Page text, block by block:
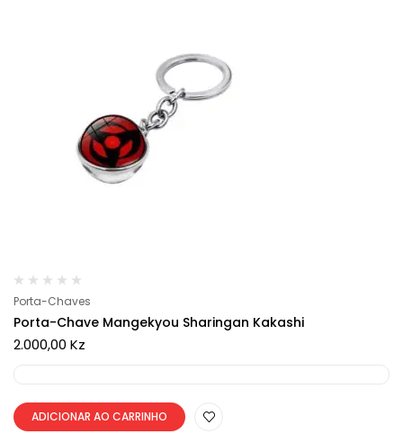
Porta-Chaves
Porta-Chave Mangekyou Sharingan Kakashi
2.000,00 Kz
ADICIONAR AO CARRINHO